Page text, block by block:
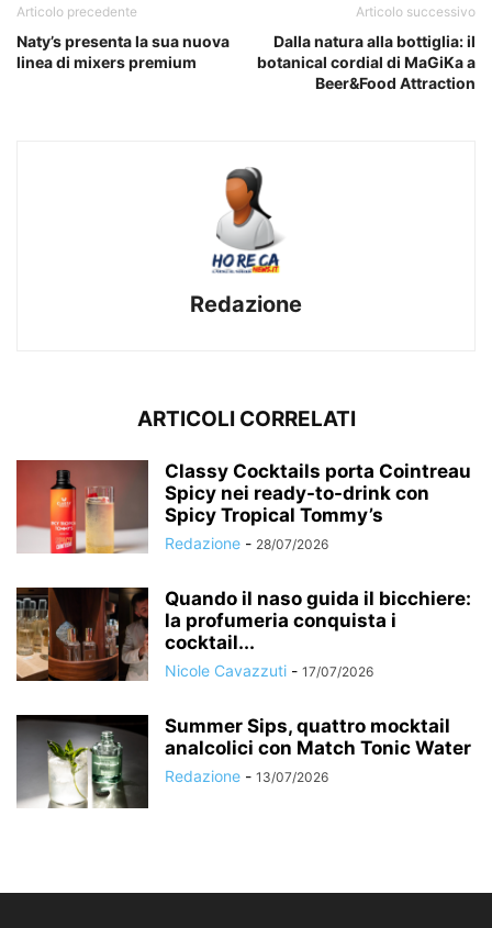
Articolo precedente
Naty’s presenta la sua nuova
linea di mixers premium
Articolo successivo
Dalla natura alla bottiglia: il
botanical cordial di MaGiKa a
Beer&Food Attraction
Redazione
ARTICOLI CORRELATI
Classy Cocktails porta Cointreau
Spicy nei ready-to-drink con
Spicy Tropical Tommy’s
Redazione - 28/07/2026
Quando il naso guida il bicchiere:
la profumeria conquista i
cocktail...
Nicole Cavazzuti - 17/07/2026
Summer Sips, quattro mocktail
analcolici con Match Tonic Water
Redazione - 13/07/2026